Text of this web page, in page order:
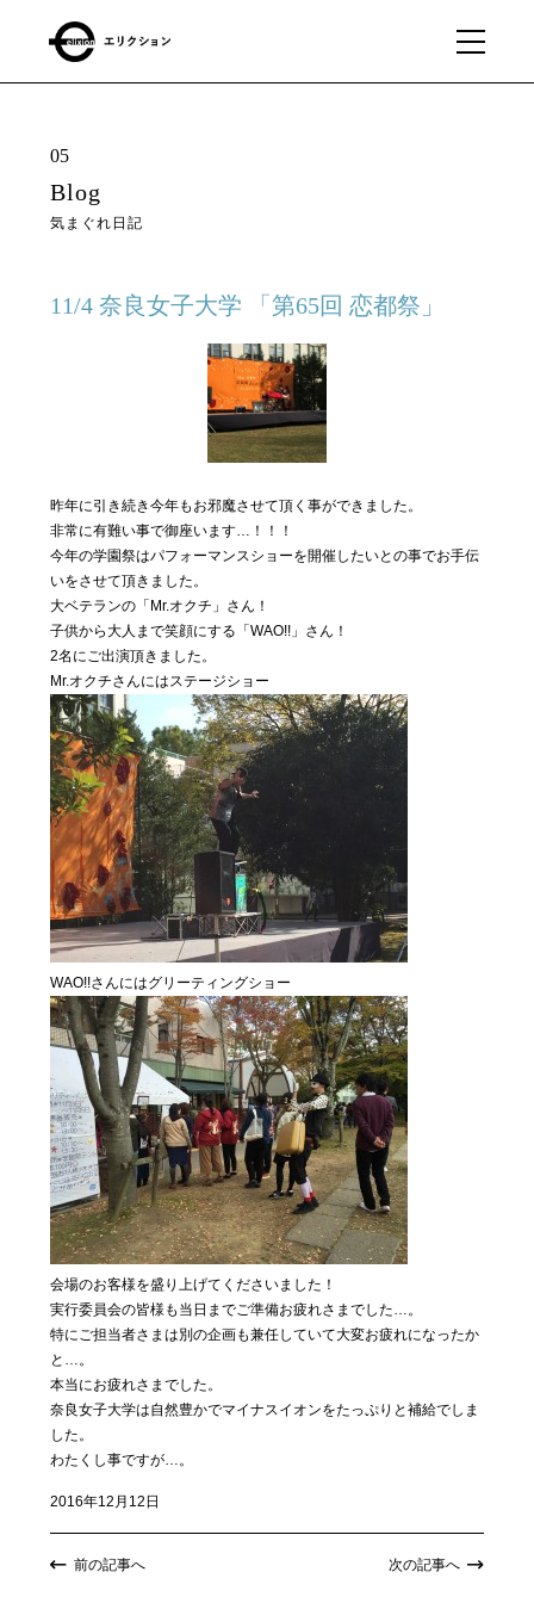
01
business
私たちの事業
03 About
私たちに
ついて
04 Blog
気まぐ
れ日記
05 Contact
お問い合わ
せ
05
Blog
気まぐれ日記
11/4 奈良女子大学 「第65回 恋都祭」
昨年に引き続き今年もお邪魔させて頂く事ができました。
非常に有難い事で御座います…！！！
今年の学園祭はパフォーマンスショーを開催したいとの事でお手伝
いをさせて頂きました。
大ベテランの「Mr.オクチ」さん！
子供から大人まで笑顔にする「WAO!!」さん！
2名にご出演頂きました。
Mr.オクチさんにはステージショー
WAO!!さんにはグリーティングショー
会場のお客様を盛り上げてくださいました！
実行委員会の皆様も当日までご準備お疲れさまでした…。
特にご担当者さまは別の企画も兼任していて大変お疲れになったか
と…。
本当にお疲れさまでした。
奈良女子大学は自然豊かでマイナスイオンをたっぷりと補給でしま
した。
わたくし事ですが…。
2016年12月12日
前の記事へ 次の記事へ